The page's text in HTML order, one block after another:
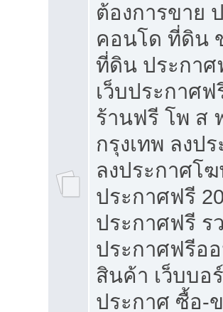
ต้องการขาย
คอนโด ที่ดิน
ที่ดิน ประกา
เว็บประกาศ
ร้านฟรี โพ ส
กรุงเทพ ลงป
ลงประกาศโ
ประกาศฟรี
ประกาศฟรี ร
ประกาศฟรีอ
สินค้า เว็บบอ
ประกาศ ซื้อ-